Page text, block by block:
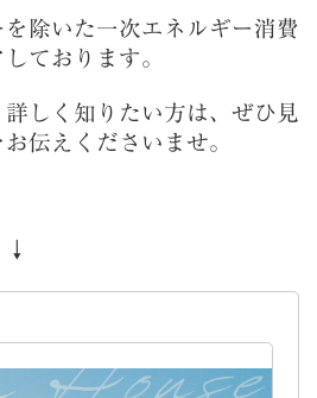
除いた一次エネルギー消費
ております。
しく知りたい方は、ぜひ見
伝えくださいませ。
↓↓